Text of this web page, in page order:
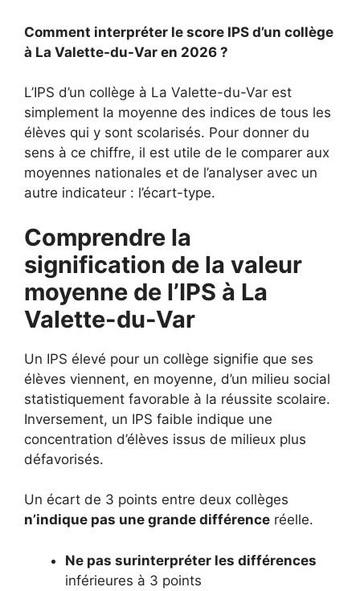
Comment interpréter le score IPS d’un collège
à La Valette-du-Var en 2026 ?
L’IPS d’un collège à La Valette-du-Var est
simplement la moyenne des indices de tous les
élèves qui y sont scolarisés. Pour donner du
sens à ce chiffre, il est utile de le comparer aux
moyennes nationales et de l’analyser avec un
autre indicateur : l’écart-type.
Comprendre la
signification de la valeur
moyenne de l’IPS à La
Valette-du-Var
Un IPS élevé pour un collège signifie que ses
élèves viennent, en moyenne, d’un milieu social
statistiquement favorable à la réussite scolaire.
Inversement, un IPS faible indique une
concentration d’élèves issus de milieux plus
défavorisés.
Un écart de 3 points entre deux collèges
n’indique pas une grande différence réelle.
Ne pas surinterpréter les différences
inférieures à 3 points